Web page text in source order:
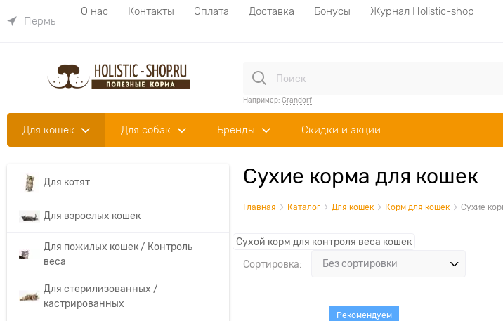
Пермь
О нас Контакты Оплата Доставка Бонусы
Журнал Holistic-shop
Например: Grandorf
Для кошек Для собак Бренды Скидки и акции
Для котят
Для взрослых кошек
Для пожилых кошек / Контроль
веса
Для стерилизованных /
кастрированных
Сухие корма для кошек
Главная Каталог Для кошек Корм для кошек Сухие
Сухой корм для контроля веса кошек
Сортировка:
Рекомендуем